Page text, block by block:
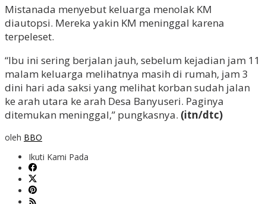
Mistanada menyebut keluarga menolak KM
diautopsi. Mereka yakin KM meninggal karena
terpeleset.
“Ibu ini sering berjalan jauh, sebelum kejadian jam 11
malam keluarga melihatnya masih di rumah, jam 3
dini hari ada saksi yang melihat korban sudah jalan
ke arah utara ke arah Desa Banyuseri. Paginya
ditemukan meninggal,” pungkasnya. (itn/dtc)
oleh BBO
Ikuti Kami Pada